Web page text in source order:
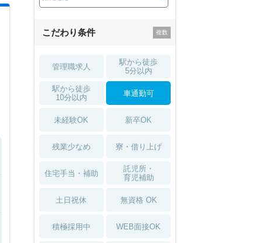
こだわり条件
管理職求人
駅から徒歩
5分以内
駅から徒歩
10分以内
車通勤可
未経験OK 新卒OK
残業少なめ 寮・借り上げ
住宅手当・補助
託児所・
育児補助
土日祝休 無資格 OK
積極採用中 WEB面接OK